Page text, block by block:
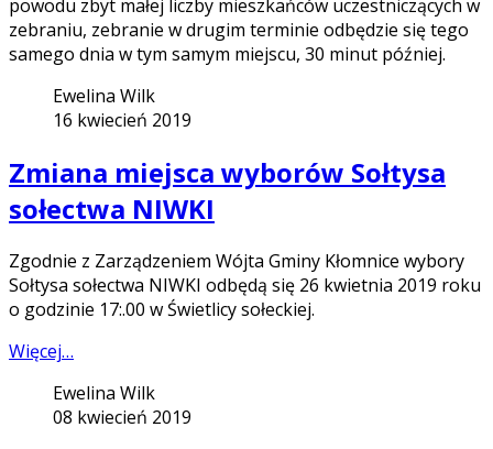
powodu zbyt małej liczby mieszkańców uczestniczących w
zebraniu, zebranie w drugim terminie odbędzie się tego
samego dnia w tym samym miejscu, 30 minut później.
Ewelina Wilk
16 kwiecień 2019
Zmiana miejsca wyborów Sołtysa
sołectwa NIWKI
Zgodnie z Zarządzeniem Wójta Gminy Kłomnice wybory
Sołtysa sołectwa NIWKI odbędą się 26 kwietnia 2019 roku
o godzinie 17:.00 w Świetlicy sołeckiej.
Więcej…
Ewelina Wilk
08 kwiecień 2019